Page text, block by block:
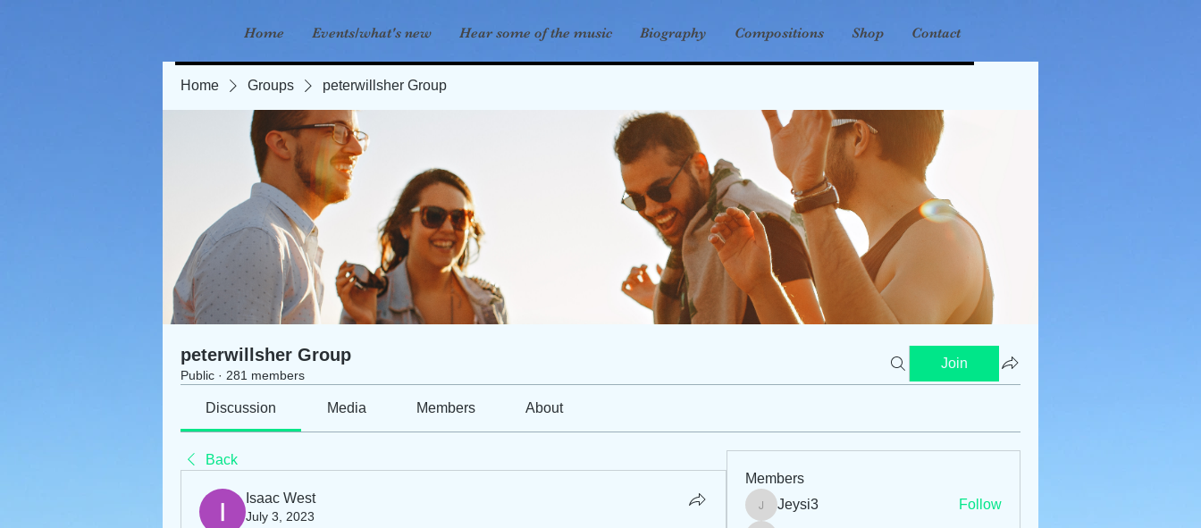
Home Events/what's new Hear some of the music Biography Compositions Shop Contact
Home Groups peterwillsher Group
peterwillsher Group
Public · 281 members
Join
Discussion Media Members About
Back
Isaac West
July 3, 2023
Members
Jeysi3
Jeysi3 Follow